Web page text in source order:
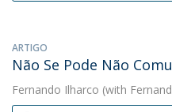
ARTIGO
Não Se Pode Não
Fernando Ilharco (with